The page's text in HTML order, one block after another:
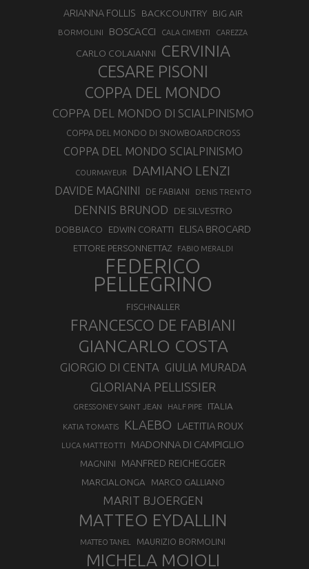
ARIANNA FOLLIS BACKCOUNTRY BIG AIR
BORMOLINI BOSCACCI CALA CIMENTI CAREZZA
CARLO COLAIANNI CERVINIA
CESARE PISONI
COPPA DEL MONDO
COPPA DEL MONDO DI SCIALPINISMO
COPPA DEL MONDO DI SNOWBOARDCROSS
COPPA DEL MONDO SCIALPINISMO
COURMAYEUR DAMIANO LENZI
DAVIDE MAGNINI DE FABIANI DENIS TRENTO
DENNIS BRUNOD DE SILVESTRO
DOBBIACO EDWIN CORATTI ELISA BROCARD
ETTORE PERSONNETTAZ FABIO MERALDI
FEDERICO
PELLEGRINO
FISCHNALLER
FRANCESCO DE FABIANI
GIANCARLO COSTA
GIORGIO DI CENTA GIULIA MURADA
GLORIANA PELLISSIER
GRESSONEY SAINT JEAN HALF PIPE ITALIA
KATIA TOMATIS KLAEBO LAETITIA ROUX
LUCA MATTEOTTI MADONNA DI CAMPIGLIO
MAGNINI MANFRED REICHEGGER
MARCIALONGA MARCO GALLIANO
MARIT BJOERGEN
MATTEO EYDALLIN
MATTEO TANEL MAURIZIO BORMOLINI
MICHELA MOIOLI